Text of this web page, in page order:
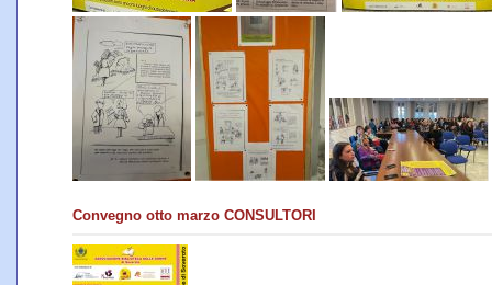
Convegno otto marzo CONSULTORI